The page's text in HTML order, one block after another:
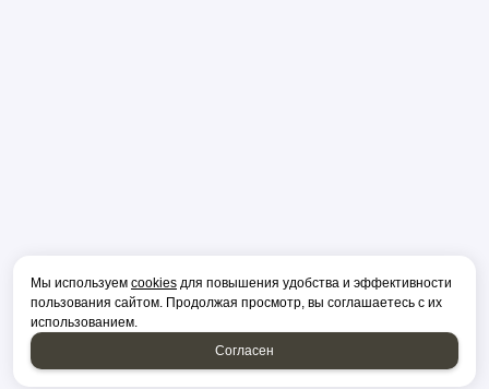
Мы используем cookies для повышения удобства и эффективности
пользования сайтом. Продолжая просмотр, вы соглашаетесь с их
использованием.
Согласен